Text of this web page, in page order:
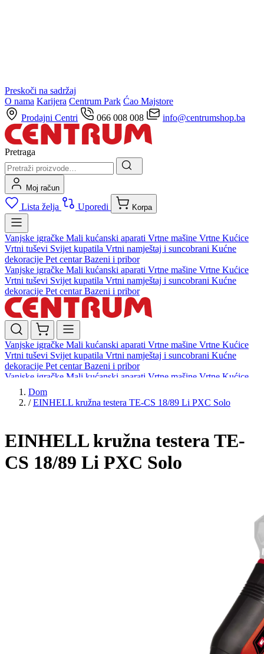
Preskoči na sadržaj
O nama Karijera Centrum Park Ćao Majstore
Prodajni Centri
066 008 008 info@centrumshop.ba
Pretraga
Moj račun
Lista želja Uporedi Korpa
Vanjske igračke Mali kućanski aparati Vrtne mašine Vrtne Kućice
Vrtni tuševi Svijet kupatila Vrtni namještaj i suncobrani Kućne
dekoracije Pet centarBazeni i pribor
Vanjske igračke Mali kućanski aparati Vrtne mašine Vrtne Kućice
Vrtni tuševi Svijet kupatila Vrtni namještaj i suncobrani Kućne
dekoracije Pet centarBazeni i pribor
Vanjske igračke Mali kućanski aparati Vrtne mašine Vrtne Kućice
Vrtni tuševi Svijet kupatila Vrtni namještaj i suncobrani Kućne
dekoracije Pet centarBazeni i pribor
Vanjske igračke Mali kućanski aparati Vrtne mašine Vrtne Kućice
Vrtni tuševi
dekoracijePet centar Bazeni i pribor
Dom
/ EINHELL kružna testera TE-CS 18/89 Li PXC Solo
EINHELL kružna testera TE-
CS 18/89 Li PXC Solo